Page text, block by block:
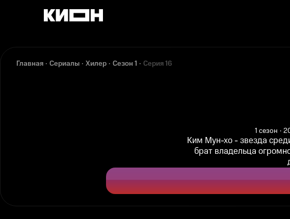
Главная Сериалы Хилер Сезон 1 Серия 16
1 сезон
Ким Мун-хо - звезда
брат владельца